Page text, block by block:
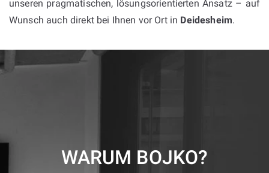
unseren pragmatischen, lösungsorientierten Ansatz – auf
Wunsch auch direkt bei Ihnen vor Ort in Deidesheim.
WARUM BOJKO?